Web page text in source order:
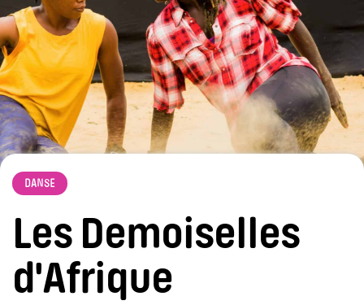
DANSE
Les Demoiselles
d'Afrique